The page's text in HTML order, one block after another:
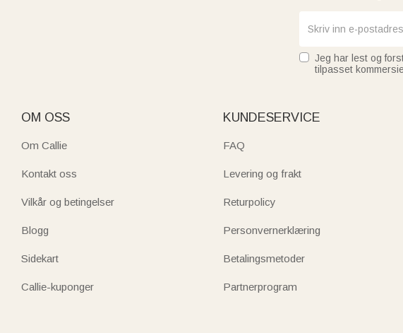
Jeg har lest og
tilpasset
OM OSS
Om Callie
Kontakt oss
Vilkår og betingelser
Blogg
Sidekart
Callie-kuponger
KUNDESERVICE
FAQ
Levering og frakt
Returpolicy
Personvernerklæring
Betalingsmetoder
Partnerprogram